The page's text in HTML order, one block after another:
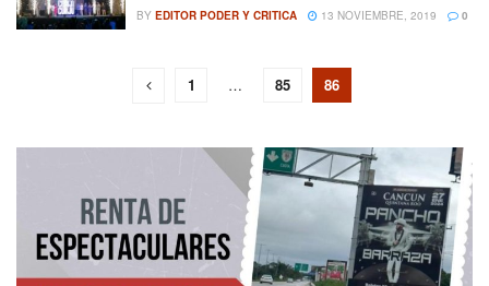
BY EDITOR PODER Y CRITICA 13 NOVIEMBRE, 2019 0
1 … 85 86